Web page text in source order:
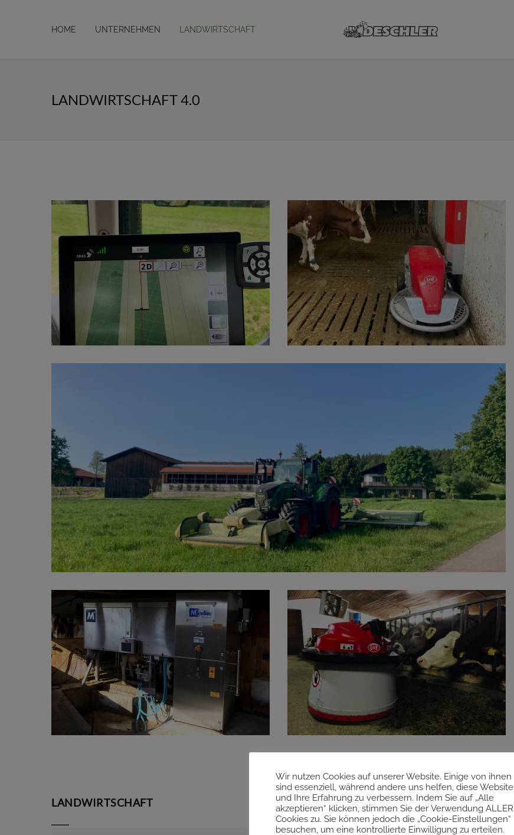
HOME UNTERNEHMEN LANDWIRTSCHAFT
LANDWIRTSCHAFT 4.0
LANDWIRTSCHAFT UNTERNEHMEN
Wir nutzen Cookies auf unserer Website. Einige von ihnen
sind essenziell, während andere uns helfen, diese Website
und Ihre Erfahrung zu verbessern. Indem Sie auf „Alle
akzeptieren“ klicken, stimmen Sie der Verwendung ALLER
Cookies zu. Sie können jedoch die „Cookie-Einstellungen“
besuchen, um eine kontrollierte Einwilligung zu erteilen.